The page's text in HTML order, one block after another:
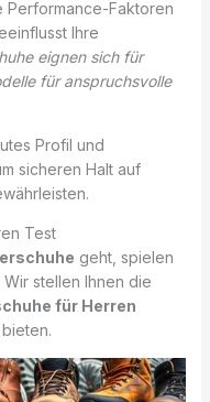
Performance-Faktoren
Ihre
eignen sich für
für anspruchsvolle
Profil und
sicheren Halt auf
Test
geht, spielen
stellen Ihnen die
für Herren